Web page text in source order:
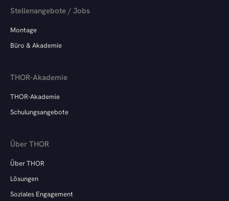
Stellenangebote / Jobs
Montage
Büro & Akademie
THOR-Akademie
THOR-Akademie
Schulungsangebote
Über THOR
Über THOR
Lösungen
Soziales Engagement